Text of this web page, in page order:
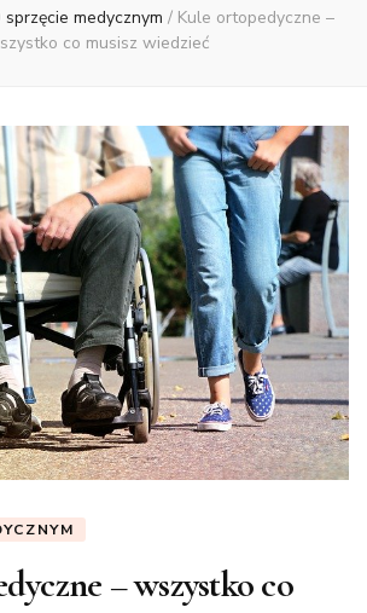
sprzęcie medycznym / Kule ortopedyczne –
co musisz wiedzieć
– wszystko co